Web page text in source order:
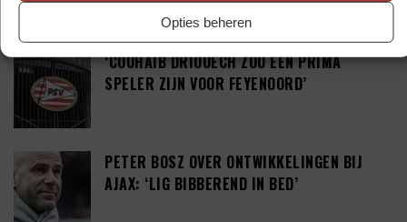
Opties beheren
‘COUHAIB DRIOUECH ZOU EEN PRIMA
SPELER ZIJN VOOR FEYENOORD’
PETER BOSZ OVER ONTWIKKELINGEN BIJ
AJAX: ‘LIG BIBBEREND IN BED’